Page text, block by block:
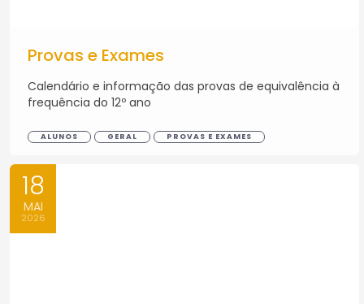
Provas e Exames
Calendário e informação das provas de equivalência à
frequência do 12º ano
ALUNOS GERAL PROVAS E EXAMES
18
MAI
2026